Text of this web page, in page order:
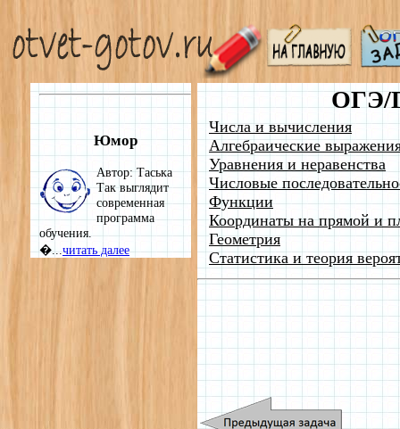
Юмор
Автор: Таська
Так выглядит
современная
программа
обучения.
�...читать далее
ОГЭ/
Числа и вычисления
Алгебраические
Уравнения и неравенства
Числовые
Функции
Координаты на прямой и
Геометрия
Статистика и теория